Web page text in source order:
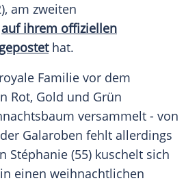
am zweiten
auf ihrem offiziellen
hat.
Familie vor dem
Rot, Gold und Grün
versammelt - von
Galaroben fehlt allerdings
Stéphanie (55) kuschelt sich
einen weihnachtlichen